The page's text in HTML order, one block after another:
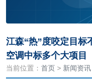
江森“热”度咬定目标
空调中标多个大项目
当前位置： 首页 > 新闻资讯